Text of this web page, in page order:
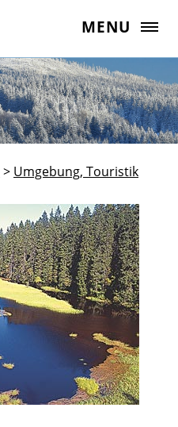
MENU
> Umgebung, Touristik